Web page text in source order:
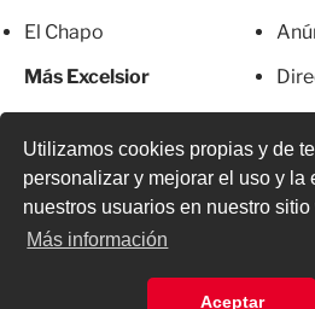
Utilizamos cookies propias y de
personalizar y mejorar el uso y la
nuestros usuarios en nuestro sitio
Más información
Aceptar
El Chapo
Más Excelsior
© 2026 Todos los derechos reservados.
o parcial, incluyendo cualquier